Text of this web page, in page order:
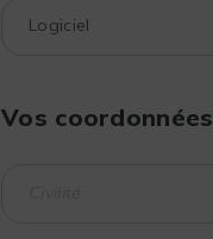
Vos coordonnées